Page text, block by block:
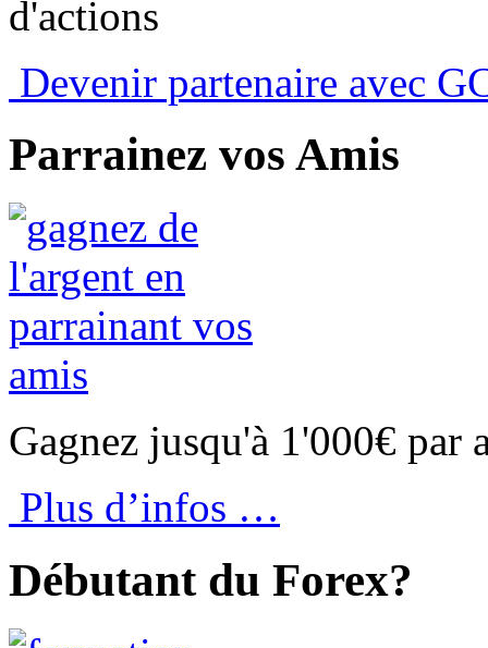
d'actions
Devenir partenaire avec
Parrainez vos Amis
Gagnez jusqu'à 1'000€ par
Plus d’infos …
Débutant du Forex?